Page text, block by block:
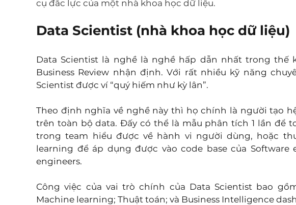
cụ đắc lực của một nhà khoa học dữ liệu.
Data Scientist (nhà khoa học dữ liệu)
Data Scientist là nghề là nghề hấp dẫn nhất trong thế
Business Review nhận định. Với rất nhiều kỹ năng
Scientist được ví “quý hiếm như kỳ lân”.
Theo định nghĩa về nghề này thì họ chính là người tạo
trên toàn bộ data. Đấy có thể là mẫu phân tích 1 lần để
trong team hiểu được về hành vi người dùng, hoặc
learning để áp dụng được vào code base của Software
engineers.
Công việc của vai trò chính của Data Scientist bao
Machine learning; Thuật toán; và Business Intelligence